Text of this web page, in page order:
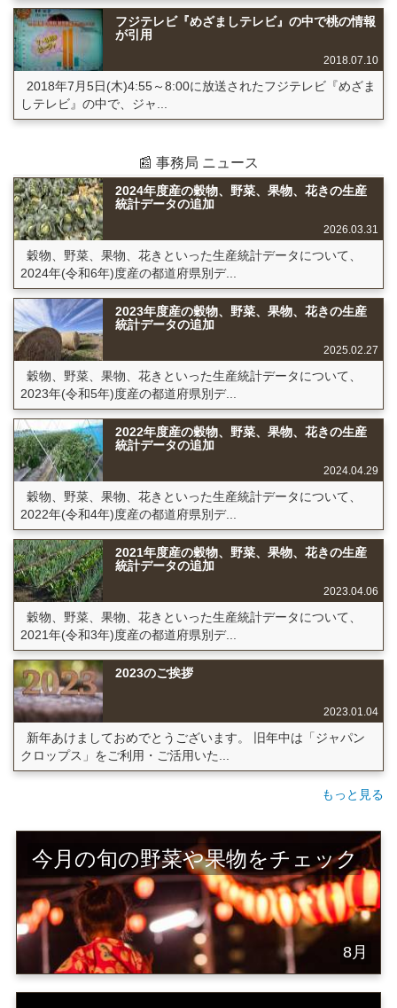
フジテレビ『めざましテレビ』の中で桃の情報
が引用
2018.07.10
2018年7月5日(木)4:55～8:00に放送されたフジテレビ『めざま
しテレビ』の中で、ジャ...
📰 事務局 ニュース
2024年度産の穀物、野菜、果物、花きの生産
統計データの追加
2026.03.31
穀物、野菜、果物、花きといった生産統計データについて、
2024年(令和6年)度産の都道府県別デ...
2023年度産の穀物、野菜、果物、花きの生産
統計データの追加
2025.02.27
穀物、野菜、果物、花きといった生産統計データについて、
2023年(令和5年)度産の都道府県別デ...
2022年度産の穀物、野菜、果物、花きの生産
統計データの追加
2024.04.29
穀物、野菜、果物、花きといった生産統計データについて、
2022年(令和4年)度産の都道府県別デ...
2021年度産の穀物、野菜、果物、花きの生産
統計データの追加
2023.04.06
穀物、野菜、果物、花きといった生産統計データについて、
2021年(令和3年)度産の都道府県別デ...
2023のご挨拶
2023.01.04
新年あけましておめでとうございます。 旧年中は「ジャパン
クロップス」をご利用・ご活用いた...
もっと見る
今月の旬の野菜や果物をチェック
8月